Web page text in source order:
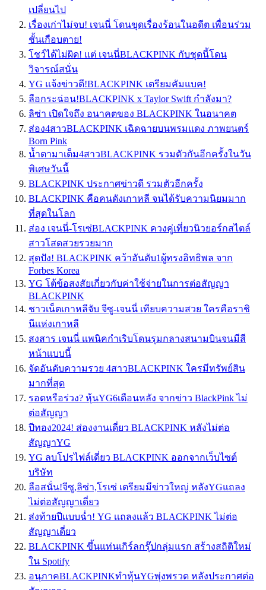
เปลี่ยนไป
เรื่องเก่าไม่จบ! เจนนี่ โดนขุดเรื่องร้อนในอดีต เพื่อนร่วม
ชั้นเกือบตาย!
โชว์ได้ไม่ผิด! เเต่ เจนนี่BLACKPINK กับชุดนี้โดน
วิจารณ์สนั่น
YG แจ้งข่าวดี!BLACKPINK เตรียมคัมแบค!
ลือกระฉ่อน!BLACKPINK x Taylor Swift กำลังมา?
ลิซ่า เปิดใจถึง อนาคตของ BLACKPINK ในอนาคต
ส่อง4สาวBLACKPINK เฉิดฉายบนพรมแดง ภาพยนตร์
Born Pink
น้ำตามาเต็ม4สาวBLACKPINK รวมตัวกันอีกครั้งในวัน
พิเศษวันนี้
BLACKPINK ประกาศข่าวดี รวมตัวอีกครั้ง
BLACKPINK คือคนดังเกาหลี จนได้รับความนิยมมาก
ที่สุดในโลก
ส่อง เจนนี่-โรเซ่BLACKPINK ควงคู่เที่ยวนิวยอร์กสไตล์
สาวโสดสวยรวยมาก
สุดปัง! BLACKPINK คว้าอันดับ1ผู้ทรงอิทธิพล จาก
Forbes Korea
YG โต้ข้อสงสัยเกี่ยวกับค่าใช้จ่ายในการต่อสัญญา
BLACKPINK
ชาวเน็ตเกาหลีจับ จีซู-เจนนี่ เทียบความสวย ใครคือราชิ
นีเเห่งเกาหลี
สงสาร เจนนี่ เเพนิคกำเริบโดนรุมกลางสนามบินจนมีสี
หน้าเเบบนี้
จัดอันดับความรวย 4สาวBLACKPINK ใครมีทรัพย์สิน
มากที่สุด
รอดหรือร่วง? หุ้นYG6เดือนหลัง จากข่าว BlackPink ไม่
ต่อสัญญา
ปีทอง2024! ส่องงานเดี่ยว BLACKPINK หลังไม่ต่อ
สัญญาYG
YG ลบโปรไฟล์เดี่ยว BLACKPINK ออกจากเว็บไซต์
บริษัท
ลือสนั่น!จีซู,ลิซ่า,โรเซ่ เตรียมมีข่าวใหญ่ หลังYGแถลง
ไม่ต่อสัญญาเดี่ยว
ส่งท้ายปีเเบบฉ่ำ! YG เเถลงเเล้ว BLACKPINK ไม่ต่อ
สัญญาเดี่ยว
BLACKPINK ขึ้นแท่นเกิร์ลกรุ๊ปกลุ่มแรก สร้างสถิติใหม่
ใน Spotify
อนุภาคBLACKPINKทำหุ้นYGพุ่งพรวด หลังประกาศต่อ